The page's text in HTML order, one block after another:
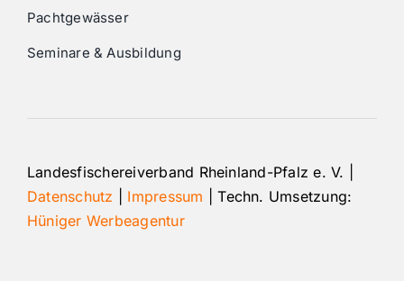
Pachtgewässer
Seminare & Ausbildung
Landesfischereiverband Rheinland-Pfalz e. V. |
Datenschutz
Impressum | Techn. Umsetzung:
Hüniger Werbeagentur